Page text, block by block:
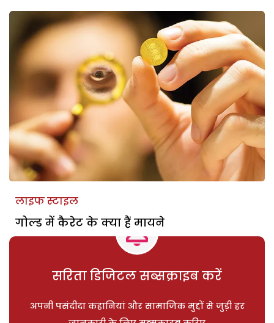
लाइफ स्टाइल
गोल्ड में कैरेट के क्या हैं मायने
सरिता डिजिटल सब्सक्राइब करें
अपनी पसंदीदा कहानियां और सामाजिक मुद्दों से जुड़ी हर